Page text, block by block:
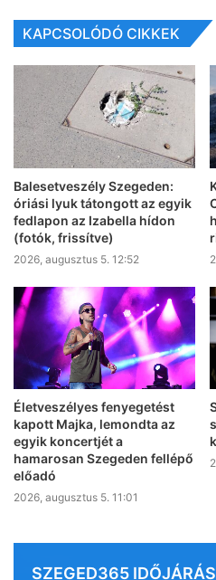
KAPCSOLÓDÓ CIKKEK
Balesetveszély Szegeden:
óriási lyuk tátongott az egyik
fedlapon az Izabella hídon
(fotók, frissítve)
2026, augusztus 5. 12:52
Életveszélyes fenyegetést
kapott Majka, lemondta az
egyik koncertjét a
hamarosan Szegeden fellépő
előadó
2026, augusztus 5. 11:01
SZEGED365 IDŐJÁRÁS